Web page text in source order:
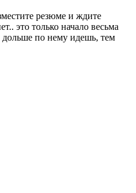
резюме и ждите
это только начало весьма
дольше по нему идешь, тем